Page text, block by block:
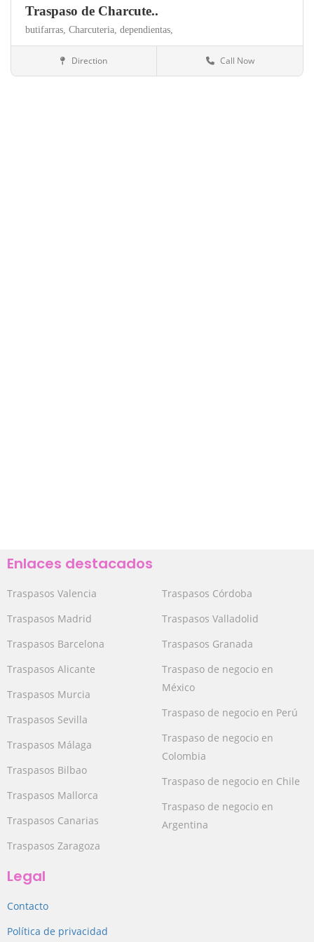
Traspaso de Charcute..
butifarras, Charcuteria, dependientas,
Alimentación Barcelona
Direction Call Now
Enlaces destacados
Traspasos Valencia
Traspasos Madrid
Traspasos Barcelona
Traspasos Alicante
Traspasos Murcia
Traspasos Sevilla
Traspasos Málaga
Traspasos Bilbao
Traspasos Mallorca
Traspasos Canarias
Traspasos Zaragoza
Traspasos Córdoba
Traspasos Valladolid
Traspasos Granada
Traspaso de negocio en
México
Traspaso de negocio en Perú
Traspaso de negocio en
Colombia
Traspaso de negocio en Chile
Traspaso de negocio en
Argentina
Legal
Contacto
Política de privacidad